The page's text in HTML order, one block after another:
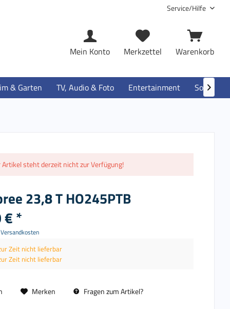
Service/Hilfe
Warenkorb
Merkzettel
Mein Konto
& Garten TV, Audio & Foto Entertainment Software

Artikel steht derzeit nicht zur Verfügung!
23,8 T HO245PTB
€ *
Zeit nicht lieferbar
Zeit nicht lieferbar
Merken Fragen zum Artikel?